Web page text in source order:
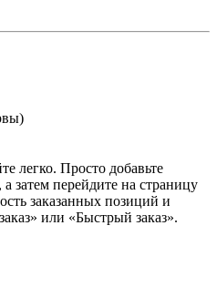
легко. Просто добавьте
затем перейдите на страницу
заказанных позиций и
или «Быстрый заказ».